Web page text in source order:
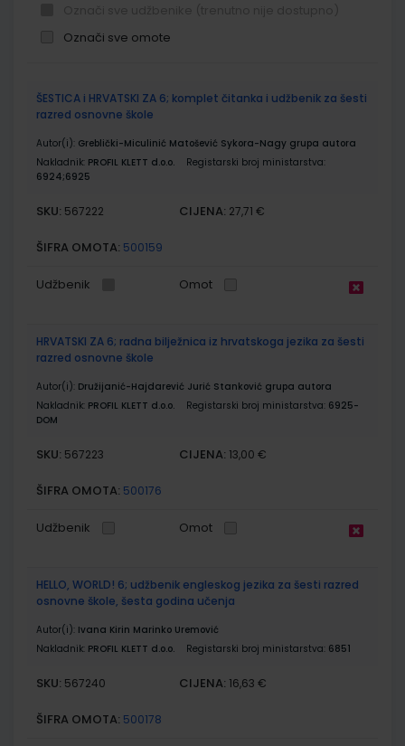
Označi sve omote
proizvodi
ŠESTICA i HRVATSKI ZA 6; komplet čitanka i udžbenik za šesti
razred osnovne škole
Autor(i): Greblički-Miculinić Matošević Sykora-Nagy grupa autora
Nakladnik: PROFIL KLETT d.o.o.
Registarski broj ministarstva:
6924;6925
SKU: 567222 CIJENA: 27,71 €
ŠIFRA OMOTA: 500159
Udžbenik Omot
HRVATSKI ZA 6; radna bilježnica iz hrvatskoga jezika za šesti
razred osnovne škole
Autor(i): Družijanić-Hajdarević Jurić Stanković grupa autora
Nakladnik: PROFIL KLETT d.o.o. Registarski broj ministarstva: 6925-
DOM
SKU: 567223 CIJENA: 13,00 €
ŠIFRA OMOTA: 500176
Udžbenik Omot
HELLO, WORLD! 6; udžbenik engleskog jezika za šesti razred
osnovne škole, šesta godina učenja
Autor(i): Ivana Kirin Marinko Uremović
Nakladnik: PROFIL KLETT d.o.o. Registarski broj ministarstva: 6851
SKU: 567240 CIJENA: 16,63 €
ŠIFRA OMOTA: 500178